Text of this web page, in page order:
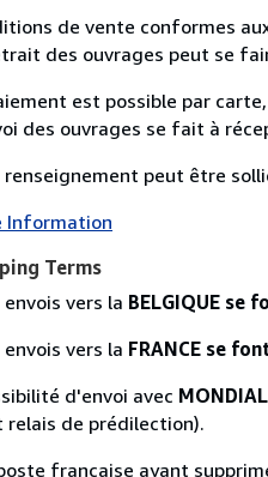
de vente conformes
des ouvrages peut se
est possible par
des ouvrages se fait à
renseignement peut être
Information
Terms
envois vers la BELGIQUE se
envois vers la FRANCE se
d'envoi avec
relais de prédilection).
française ayant